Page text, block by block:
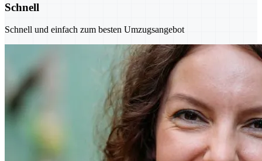
Schnell
Schnell und einfach zum besten Umzugsangebot